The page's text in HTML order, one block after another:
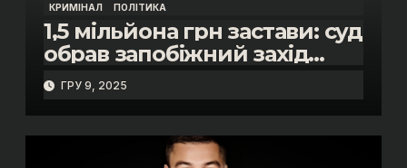
КРИМІНАЛ ПОЛІТИКА
1,5 мільйона грн застави: суд
обрав запобіжний захід
помічнику нардепки Анни
Скороход у справі про
«санкційний підкуп»
ГРУ 9, 2025